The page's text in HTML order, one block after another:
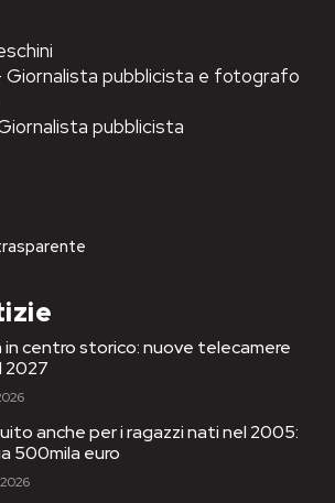
Giornalista pubblicista e fotografo
pubblicista
in centro storico: nuove telecamere
2027
anche per i ragazzi nati nel 2005:
500mila euro